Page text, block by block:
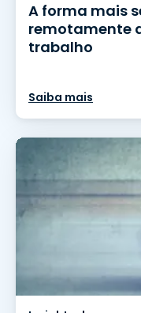
A forma mais
remotamente
trabalho
Saiba mais